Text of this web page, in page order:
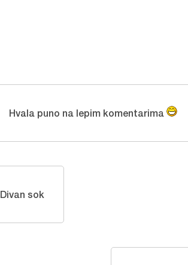
Hvala puno na lepim komentarima
Divan sok